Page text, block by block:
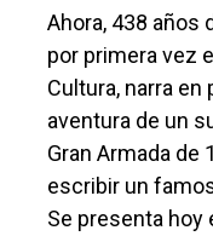
Ahora, 438 años
por primera vez
Cultura, narra
aventura de un
Gran Armada de
escribir un
Se presenta hoy